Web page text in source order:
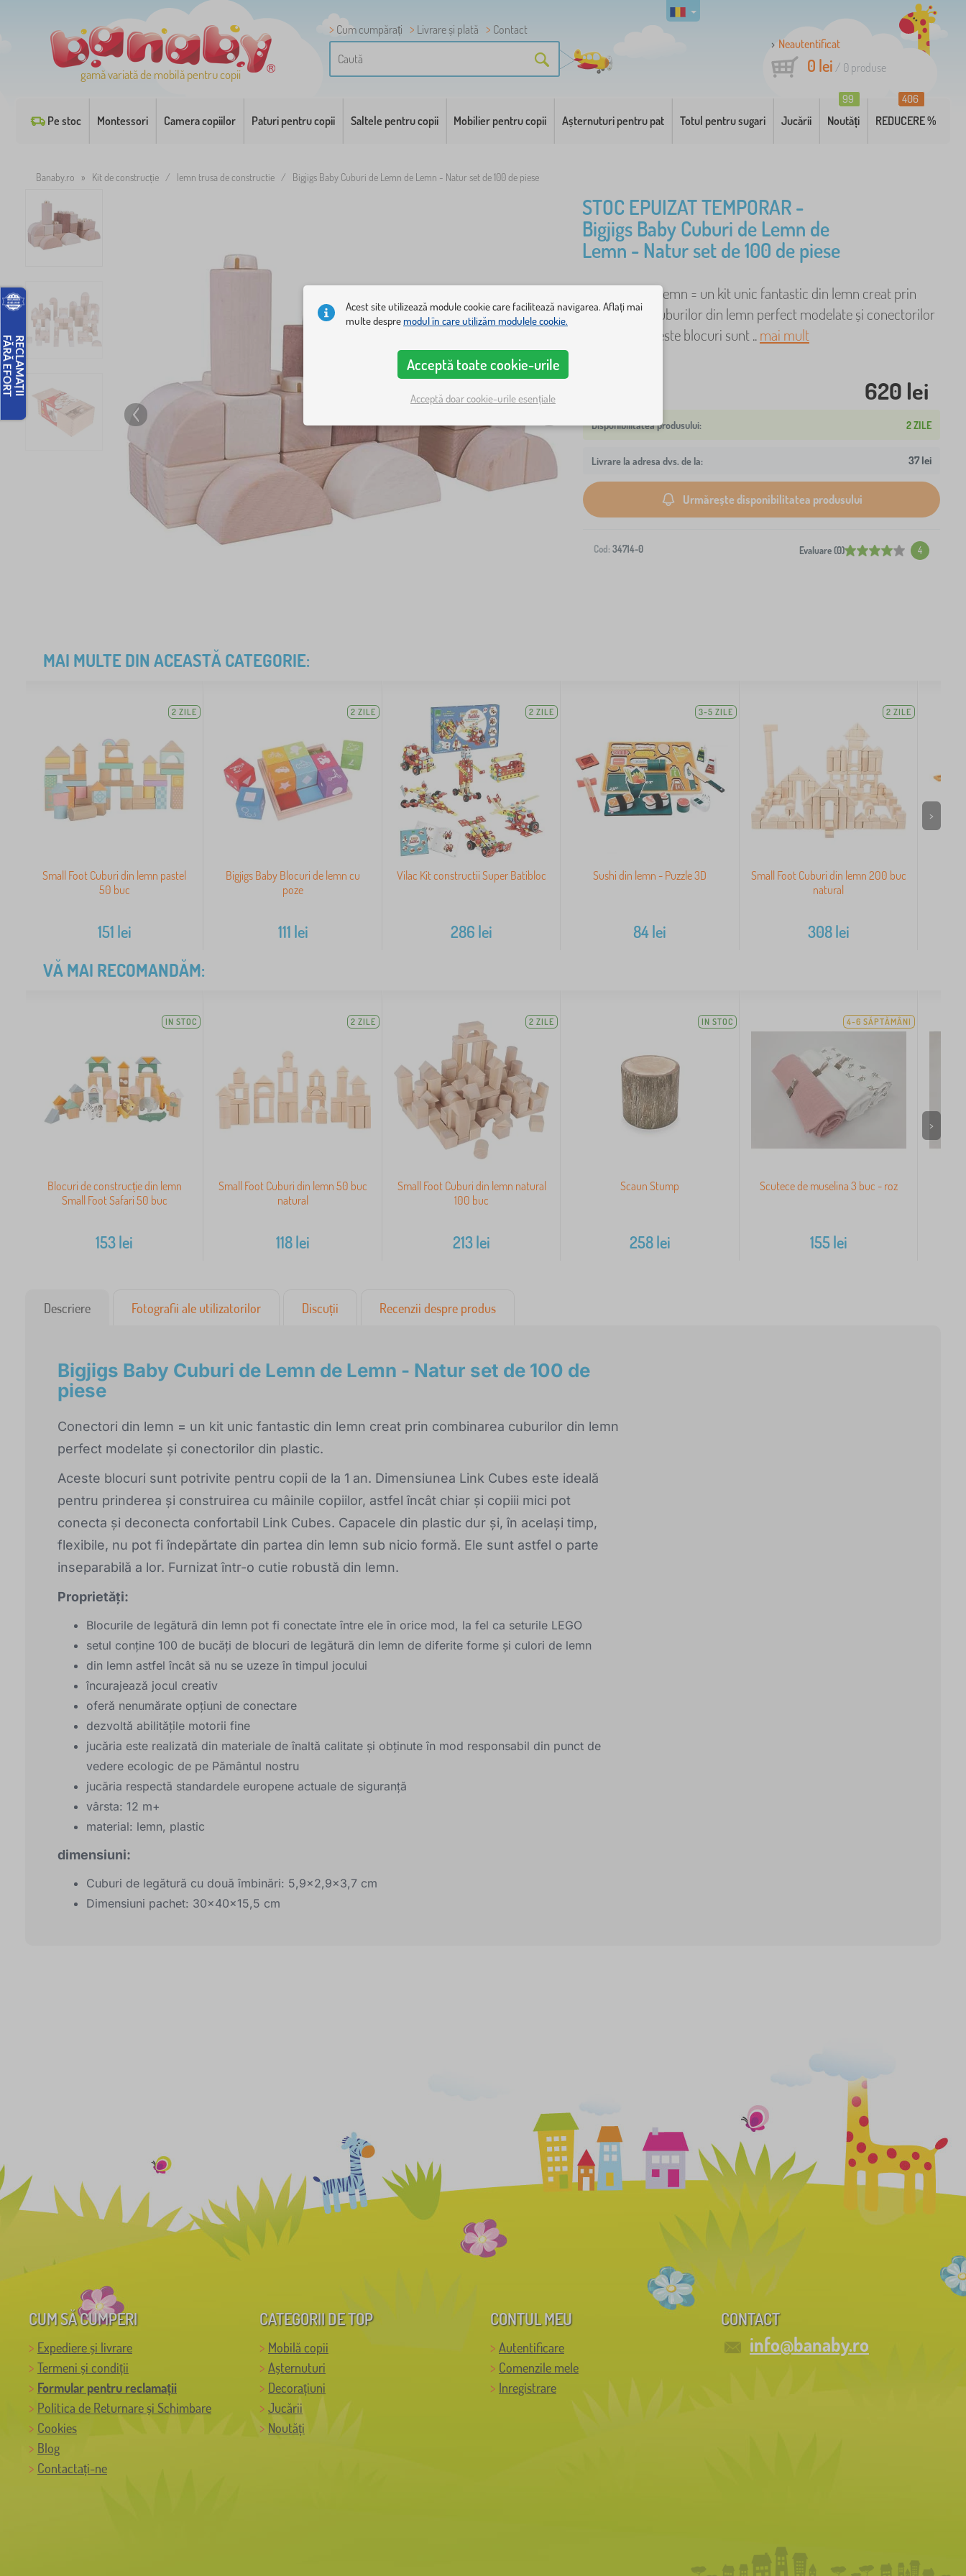
gamă variată de mobilă pentru copii
Cum cumpărați Livrare și plată
Contact
Neautentificat
0 lei / 0 produse
Pe stoc Montessori Camera copiilor Paturi pentru copii Saltele pentru copii Mobilier pentru copii Așternuturi pentru pat Totul pentru sugari Jucării Noutăți
99
REDUCERE %
406
Banaby.ro » Kit de construcție / lemn trusa de constructie / Bigjigs Baby Cuburi de Lemn de Lemn - Natur set de 100 de piese
STOC EPUIZAT TEMPORAR -
Bigjigs Baby Cuburi de Lemn de
Lemn - Natur set de 100 de piese
Conectori din lemn = un kit unic fantastic din lemn creat prin
combinarea cuburilor din lemn perfect modelate și conectorilor
din plastic. Aceste blocuri sunt ..mai mult
620 lei
2 ZILE
Livrare la adresa dvs. de la: 37 lei
Urmărește disponibilitatea produsului
Cod: 34714-0 Evaluare (0) 4
MAI MULTE DIN ACEASTĂ CATEGORIE:
2 ZILE
Small Foot Cuburi din lemn pastel
50 buc
151 lei
2 ZILE
Bigjigs Baby Blocuri de lemn cu
poze
111 lei
2 ZILE
Vilac Kit constructii Super Batibloc
286 lei
3-5 ZILE
Sushi din lemn - Puzzle 3D
84lei
2 ZILE
Small Foot Cuburi din lemn 200 buc
natural
308lei
>
VĂ MAI RECOMANDĂM:
IN STOC
Blocuri de construcție din lemn
Small Foot Safari 50 buc
153lei
2 ZILE
Small Foot Cuburi din lemn 50 buc
natural
118lei
2 ZILE
Small Foot Cuburi din lemn natural
100 buc
213lei
IN STOC
Scaun Stump
258lei
4-6 SĂPTĂMÂNI
Scutece de muselina 3 buc - roz
155lei
>
Descriere Fotografii ale utilizatorilor Discuții Recenzii despre produs
Bigjigs Baby Cuburi de Lemn de Lemn - Natur set de 100 de
piese
Conectori din lemn = un kit unic fantastic din lemn creat prin combinarea cuburilor din lemn
perfect modelate și conectorilor din plastic.
Aceste blocuri sunt potrivite pentru copii de la 1 an. Dimensiunea Link Cubes este ideală
pentru prinderea și construirea cu mâinile copiilor, astfel încât chiar și copiii mici pot
conecta și deconecta confortabil Link Cubes. Capacele din plastic dur și, în același timp,
flexibile, nu pot fi îndepărtate din partea din lemn sub nicio formă. Ele sunt astfel o parte
inseparabilă a lor. Furnizat într-o cutie robustă din lemn.
Proprietăți:
Blocurile de legătură din lemn pot fi conectate între ele în orice mod, la fel ca seturile LEGO
setul conține 100 de bucăți de blocuri de legătură din lemn de diferite forme și culori de lemn
din lemn astfel încât să nu se uzeze în timpul jocului
încurajează jocul creativ
oferă nenumărate opțiuni de conectare
dezvoltă abilitățile motorii fine
jucăria este realizată din materiale de înaltă calitate și obținute în mod responsabil din punct de
vedere ecologic de pe Pământul nostru
jucăria respectă standardele europene actuale de siguranță
vârsta: 12 m+
material: lemn, plastic
dimensiuni:
Cuburi de legătură cu două îmbinări: 5,9x2,9x3,7 cm
Dimensiuni pachet: 30x40x15,5 cm
CUM SĂ CUMPERI
Expediere și livrare
Termeni și condiții
Formular pentru reclamații
Politica de Returnare și Schimbare
Cookies
Blog
Contactați-ne
CATEGORII DE TOP
Mobilă copii
Așternuturi
Decorațiuni
Jucării
Noutăți
CONTUL MEU
Autentificare
Comenzile mele
Inregistrare
CONTACT
info@banaby.ro
Acest site utilizează module cookie care facilitează navigarea. Aflați mai
multe despremodul în care utilizăm modulele cookie.
Acceptă toate cookie-urile
Acceptă doar cookie-urile esențiale